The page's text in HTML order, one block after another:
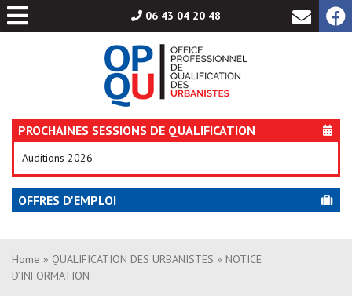
06 43 04 20 48
PROCHAINES SESSIONS DE QUALIFICATION
Auditions 2026
OFFRES D'EMPLOI
Aller
au
Home » QUALIFICATION DES URBANISTES » NOTICE
D’INFORMATION